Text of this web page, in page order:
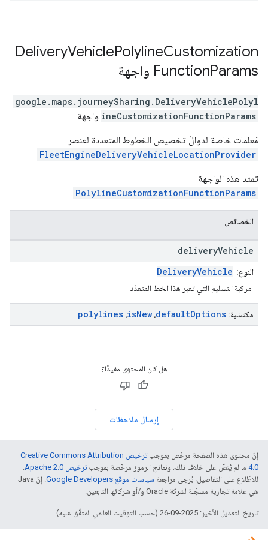
DeliveryVehiclePolylineCustomization
FunctionParams واجهة
google.maps.journeySharing . DeliveryVehiclePolyl
ineCustomizationFunctionParams واجهة
مَعلمات خاصة لدوالّ تخصيص الخطوط المتعددة لعنصر
FleetEngineDeliveryVehicleLocationProvider
تمتد هذه الواجهة
PolylineCustomizationFunctionParams
.
الخصائص
deliveryVehicle
النوع: DeliveryVehicle
مركبة التسليم التي تعبر هذا الخط المتعدّد
مكتسَبة: defaultOptions ، isNew ، polylines
هل كان المحتوى مفيدًا؟
إرسال ملاحظات
إنّ محتوى هذه الصفحة مرخّص بموجب
ترخيص Creative Commons Attribution
4.0‏ ما لم يُنصّ على خلاف ذلك، ونماذج الرموز مرخّصة بموجبترخيص Apache 2.0‏
.
للاطّلاع على التفاصيل، يُرجى مراجعة سياسات موقع Google Developers‏
. إنّ Java
هي علامة تجارية مسجَّلة لشركة Oracle و/أو شركائها التابعين.
تاريخ التعديل الأخير: 2025-09-26 (حسب التوقيت العالمي المتفَّق عليه)